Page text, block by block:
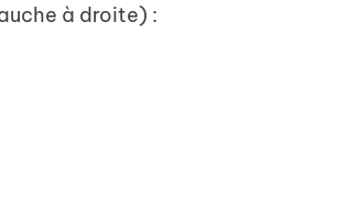
à droite) :